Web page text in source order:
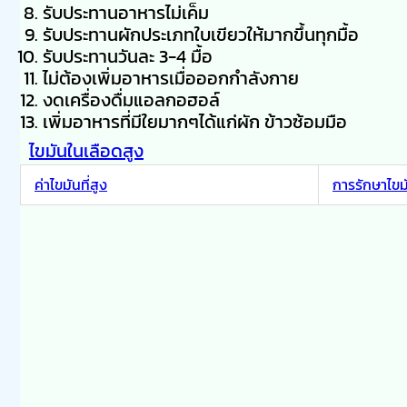
รับประทานอาหารไม่เค็ม
รับประทานผักประเภทใบเขียวให้มากขึ้นทุกมื้อ
รับประทานวันละ 3-4 มื้อ
ไม่ต้องเพิ่มอาหารเมื่อออกกำลังกาย
งดเครื่องดื่มแอลกอฮอล์
เพิ่มอาหารที่มีใยมากๆได้แก่ผัก ข้าวซ้อมมือ
ไขมันในเลือดสูง
ค่าไขมันที่สูง การรักษาไ